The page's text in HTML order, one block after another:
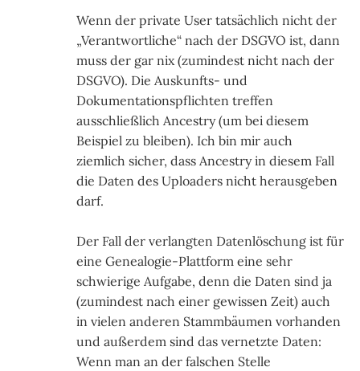
Wenn der private User tatsächlich nicht der
„Verantwortliche“ nach der DSGVO ist, dann
muss der gar nix (zumindest nicht nach der
DSGVO). Die Auskunfts- und
Dokumentationspflichten treffen
ausschließlich Ancestry (um bei diesem
Beispiel zu bleiben). Ich bin mir auch
ziemlich sicher, dass Ancestry in diesem Fall
die Daten des Uploaders nicht herausgeben
darf.
Der Fall der verlangten Datenlöschung ist für
eine Genealogie-Plattform eine sehr
schwierige Aufgabe, denn die Daten sind ja
(zumindest nach einer gewissen Zeit) auch
in vielen anderen Stammbäumen vorhanden
und außerdem sind das vernetzte Daten:
Wenn man an der falschen Stelle